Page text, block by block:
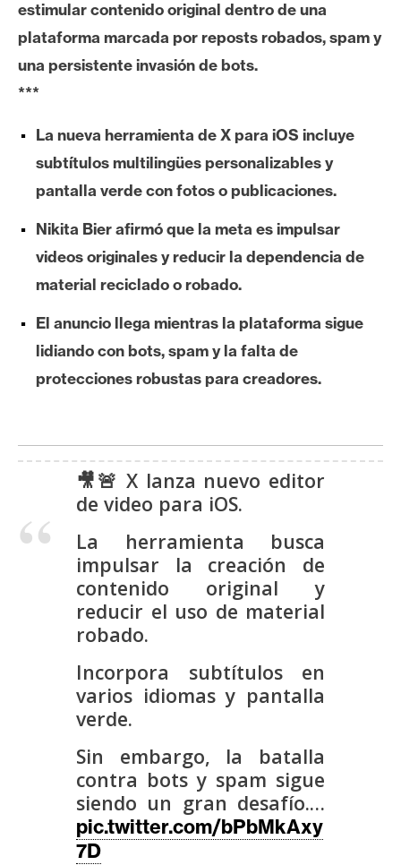
i
h
e
e
u
A
l
estimular contenido original dentro de una
plataforma marcada por reposts robados, spam y
una persistente invasión de bots.
***
La nueva herramienta de X para iOS incluye
subtítulos multilingües personalizables y
pantalla verde con fotos o publicaciones.
Nikita Bier afirmó que la meta es impulsar
videos originales y reducir la dependencia de
material reciclado o robado.
El anuncio llega mientras la plataforma sigue
lidiando con bots, spam y la falta de
protecciones robustas para creadores.
🎥🚨 X lanza nuevo editor
de video para iOS.
La herramienta busca
impulsar la creación de
contenido original y
reducir el uso de material
robado.
Incorpora subtítulos en
varios idiomas y pantalla
verde.
Sin embargo, la batalla
contra bots y spam sigue
siendo un gran desafío.…
pic.twitter.com/bPbMkAxy
7D